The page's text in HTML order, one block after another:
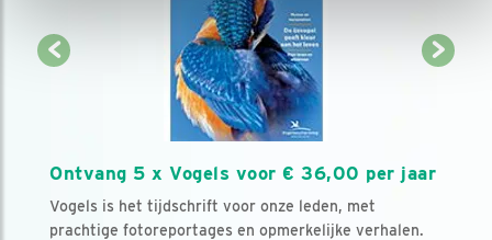
Ontvang 5 x Vogels voor € 36,00 per jaar
Vogels is het tijdschrift voor onze leden, met
prachtige fotoreportages en opmerkelijke verhalen.